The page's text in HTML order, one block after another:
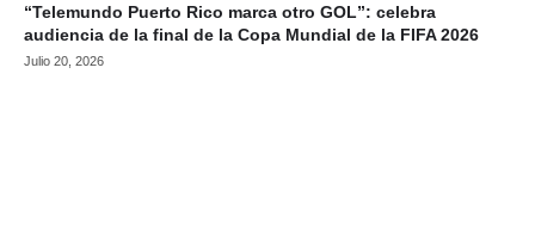
“Telemundo Puerto Rico marca otro GOL”: celebra
audiencia de la final de la Copa Mundial de la FIFA 2026
Julio 20, 2026